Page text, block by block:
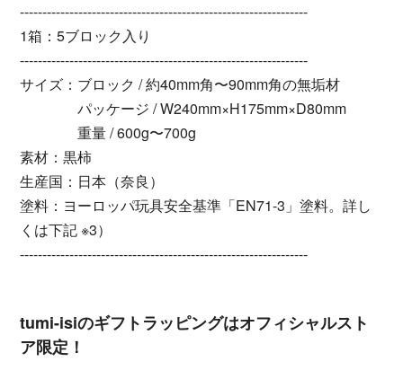
----------------------------------------------------------------
1箱：5ブロック入り
----------------------------------------------------------------
サイズ：ブロック / 約40mm角〜90mm角の無垢材
パッケージ / W240mm×H175mm×D80mm
重量 / 600g〜700g
素材：黒柿
生産国：日本（奈良）
塗料：ヨーロッパ玩具安全基準「EN71-3」塗料。詳し
くは下記 ※3）
----------------------------------------------------------------
tumi-isiのギフトラッピングはオフィシャルスト
ア限定！